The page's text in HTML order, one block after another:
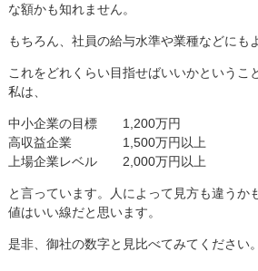
な額かも知れません。
もちろん、社員の給与水準や業種などにも
これをどれくらい目指せばいいかというこ
私は、
中小企業の目標 1,200万円
高収益企業 1,500万円以上
上場企業レベル 2,000万円以上
と言っています。人によって見方も違うか
値はいい線だと思います。
是非、御社の数字と見比べてみてください。